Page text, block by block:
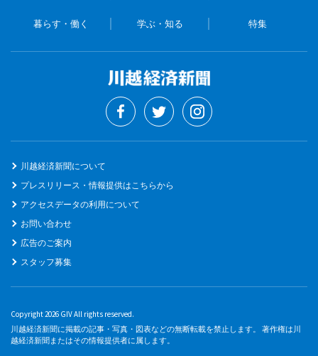
暮らす・働く 学ぶ・知る 特集
川越経済新聞について
プレスリリース・情報提供はこちらから
アクセスデータの利用について
お問い合わせ
広告のご案内
スタッフ募集
Copyright 2026 GIV All rights reserved.
川越経済新聞に掲載の記事・写真・図表などの無断転載を禁止します。 著作権は川
越経済新聞またはその情報提供者に属します。